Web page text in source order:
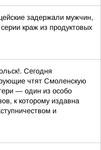
задержали мужчин,
краж из продуктовых
Сегодня
чтят Смоленскую
— один из особо
к которому издавна
и